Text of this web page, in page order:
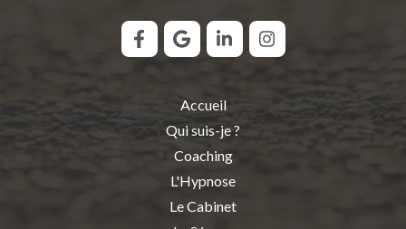
Accueil
Qui suis-je ?
Coaching
L'Hypnose
Le Cabinet